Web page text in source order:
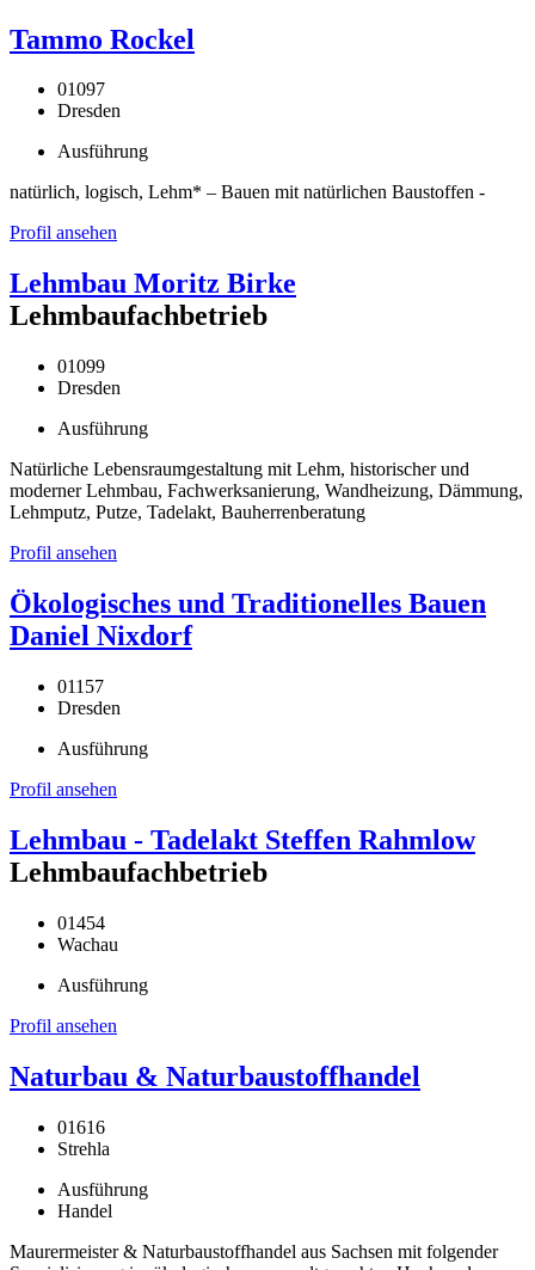
Tammo Rockel
01097
Dresden
Ausführung
natürlich, logisch, Lehm* – Bauen mit natürlichen Baustoffen -
Profil ansehen
Lehmbau Moritz Birke
Lehmbaufachbetrieb
01099
Dresden
Ausführung
Natürliche Lebensraumgestaltung mit Lehm, historischer und
moderner Lehmbau, Fachwerksanierung, Wandheizung, Dämmung,
Lehmputz, Putze, Tadelakt, Bauherrenberatung
Profil ansehen
Ökologisches und Traditionelles Bauen
Daniel Nixdorf
01157
Dresden
Ausführung
Profil ansehen
Lehmbau - Tadelakt Steffen Rahmlow
Lehmbaufachbetrieb
01454
Wachau
Ausführung
Profil ansehen
Naturbau & Naturbaustoffhandel
01616
Strehla
Ausführung
Handel
Maurermeister & Naturbaustoffhandel aus Sachsen mit folgender